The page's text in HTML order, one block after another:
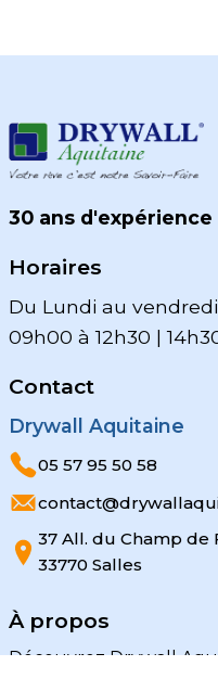
30 ans d'expérience
Horaires
Du Lundi au vendredi
09h00 à 12h30 |
Contact
Drywall Aquitaine
05 57 95 50 58
37 All. du Champ de
33770 Salles
À propos
Découvrez Drywall